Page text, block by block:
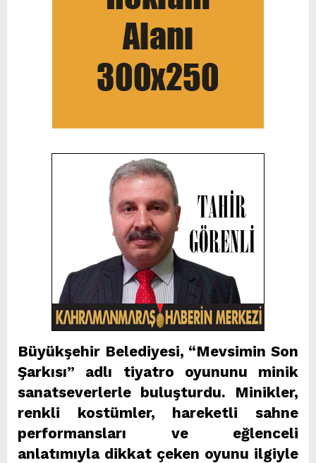
Büyükşehir Belediyesi, “Mevsimin Son
Şarkısı” adlı tiyatro oyununu minik
sanatseverlerle buluşturdu. Minikler,
renkli kostümler, hareketli sahne
performansları ve eğlenceli
anlatımıyla dikkat çeken oyunu ilgiyle